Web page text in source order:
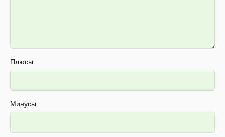
Плюсы
Минусы